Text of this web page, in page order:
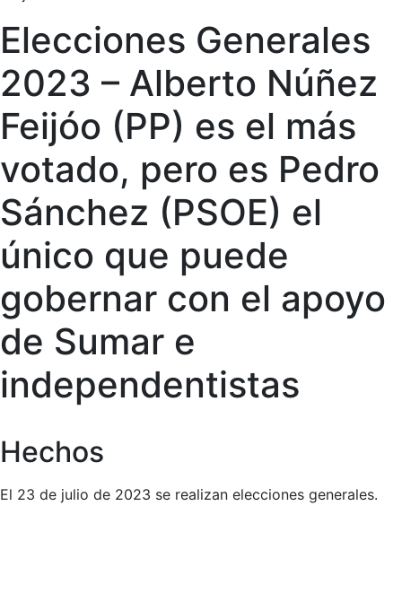
Elecciones Generales
2023 – Alberto Núñez
Feijóo (PP) es el más
votado, pero es Pedro
Sánchez (PSOE) el
único que puede
gobernar con el apoyo
de Sumar e
independentistas
Hechos
El 23 de julio de 2023 se realizan elecciones generales.